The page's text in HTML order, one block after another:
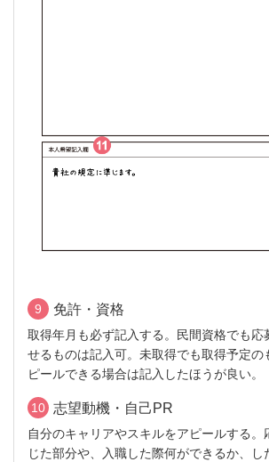
9 免許・資格
取得年月も必ず記入する。民間資格でも応
せるものは記入可。未取得でも取得予定の
ピールできる場合は記入したほうが良い。
10 志望動機・自己PR
自分のキャリアやスキルをアピールする。
じた部分や、入職した際何ができるか、し